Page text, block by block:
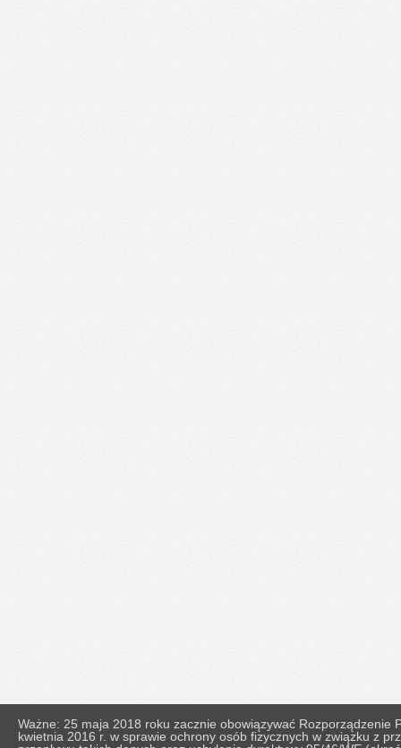
Ważne: 25 maja 2018 roku zacznie obowiązywać
kwietnia 2016 r. w sprawie ochrony osób fizycznych w związku z